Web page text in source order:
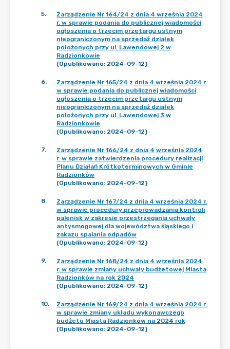
5.
Zarządzenie Nr 164/24 z dnia 4 września 2024
r. w sprawie podania do publicznej wiadomości
ogłoszenia o trzecim przetargu ustnym
nieograniczonym na sprzedaż działek
położonych przy ul. Lawendowej 2 w
Radzionkowie
(Opublikowano: 2024-09-12)
6.
Zarządzenie Nr 165/24 z dnia 4 września 2024 r.
w sprawie podania do publicznej wiadomości
ogłoszenia o trzecim przetargu ustnym
nieograniczonym na sprzedaż działek
położonych przy ul. Lawendowej 3 w
Radzionkowie
(Opublikowano: 2024-09-12)
7.
Zarządzenie Nr 166/24 z dnia 4 września 2024
r. w sprawie zatwierdzenia procedury realizacji
Planu Działań Krótkoterminowych w Gminie
Radzionków
(Opublikowano: 2024-09-12)
8.
Zarządzenie Nr 167/24 z dnia 4 września 2024 r.
w sprawie procedury przeprowadzania kontroli
palenisk w zakresie przestrzegania uchwały
antysmogowej dla województwa śląskiego i
zakazu spalania odpadów
(Opublikowano: 2024-09-12)
9.
Zarządzenie Nr 168/24 z dnia 4 września 2024
r. w sprawie zmiany uchwały budżetowej Miasta
Radzionków na rok 2024
(Opublikowano: 2024-09-12)
10.
Zarządzenie Nr 169/24 z dnia 4 września 2024 r.
w sprawie zmiany układu wykonawczego
budżetu Miasta Radzionków na 2024 rok
(Opublikowano: 2024-09-12)